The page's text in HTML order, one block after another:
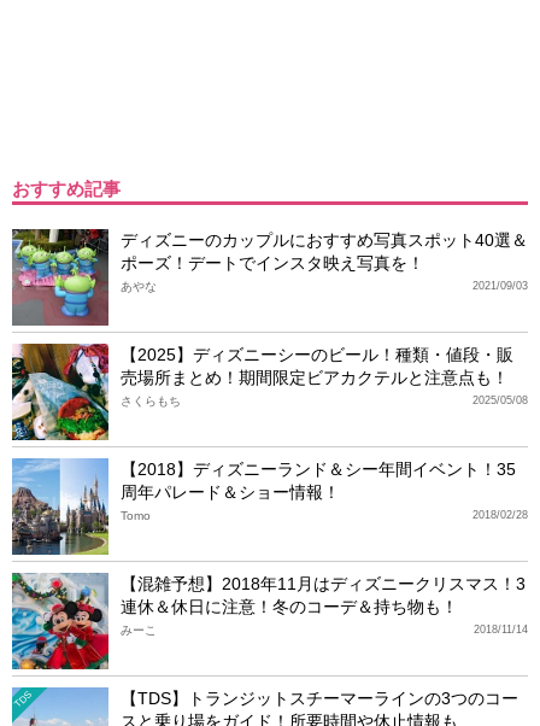
おすすめ記事
ディズニーのカップルにおすすめ写真スポット40選＆
ポーズ！デートでインスタ映え写真を！
2021/09/03
あやな
【2025】ディズニーシーのビール！種類・値段・販
売場所まとめ！期間限定ビアカクテルと注意点も！
2025/05/08
さくらもち
【2018】ディズニーランド＆シー年間イベント！35
周年パレード＆ショー情報！
2018/02/28
Tomo
【混雑予想】2018年11月はディズニークリスマス！3
連休＆休日に注意！冬のコーデ＆持ち物も！
2018/11/14
みーこ
TDS
【TDS】トランジットスチーマーラインの3つのコー
スと乗り場をガイド！所要時間や休止情報も